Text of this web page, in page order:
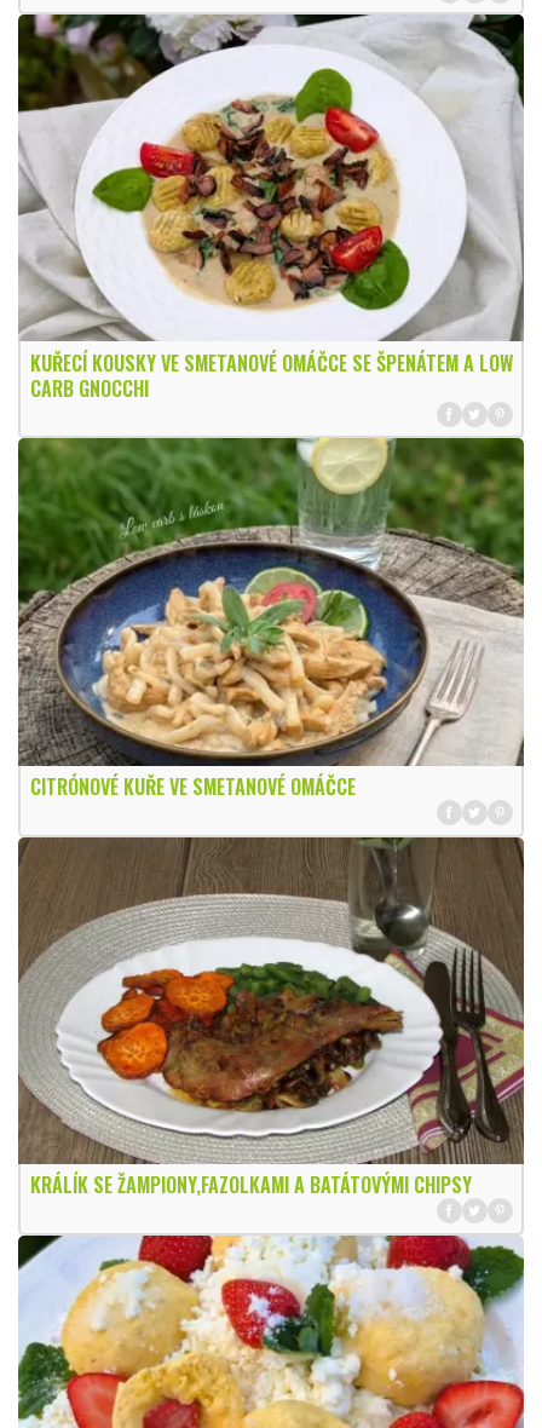
KUŘECÍ KOUSKY VE SMETANOVÉ OMÁČCE SE ŠPENÁTEM A LOW
CARB GNOCCHI
CITRÓNOVÉ KUŘE VE SMETANOVÉ OMÁČCE
KRÁLÍK SE ŽAMPIONY,FAZOLKAMI A BATÁTOVÝMI CHIPSY